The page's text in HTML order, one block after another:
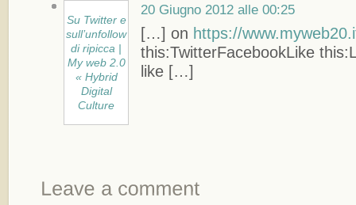
Su Twitter e
sull’unfollow
di ripicca |
My web 2.0
« Hybrid
Digital
Culture
20 Giugno 2012 alle 00:25
[…] on https://
this:TwitterFacebookLike
like […]